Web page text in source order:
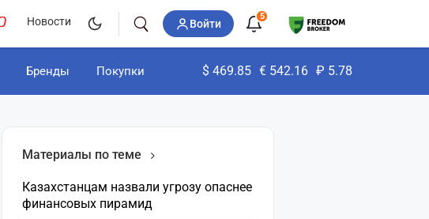
Новости Войти
5
Бренды Покупки $ 469.85 € 542.16 ₽ 5.78
Материалы по теме
Казахстанцам назвали угрозу опаснее
финансовых пирамид